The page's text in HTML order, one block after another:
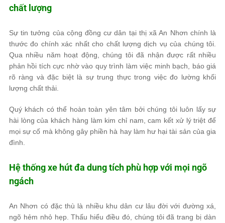
chất lượng
Sự tin tưởng của cộng đồng cư dân tại thị xã An Nhơn chính là
thước đo chính xác nhất cho chất lượng dịch vụ của chúng tôi.
Qua nhiều năm hoạt động, chúng tôi đã nhận được rất nhiều
phản hồi tích cực nhờ vào quy trình làm việc minh bạch, báo giá
rõ ràng và đặc biệt là sự trung thực trong việc đo lường khối
lượng chất thải.
Quý khách có thể hoàn toàn yên tâm bởi chúng tôi luôn lấy sự
hài lòng của khách hàng làm kim chỉ nam, cam kết xử lý triệt để
mọi sự cố mà không gây phiền hà hay làm hư hại tài sản của gia
đình.
Hệ thống xe hút đa dung tích phù hợp với mọi ngõ
ngách
An Nhơn có đặc thù là nhiều khu dân cư lâu đời với đường xá,
ngõ hẻm nhỏ hẹp. Thấu hiểu điều đó, chúng tôi đã trang bị dàn